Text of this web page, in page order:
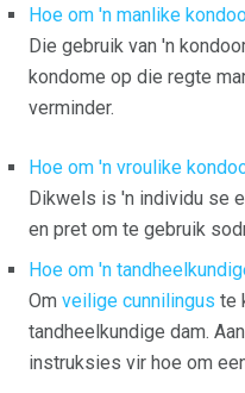
Hoe om 'n manlike
Die gebruik van 'n
kondome op die regte
verminder.
Hoe om 'n vroulike
Dikwels is 'n individu se
en pret om te gebruik
Hoe om 'n
Om veilige cunnilingus te
tandheelkundige dam.
instruksies vir hoe om